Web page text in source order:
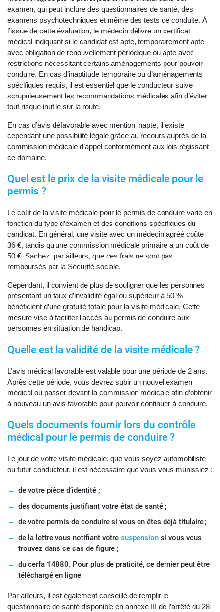
examen, qui peut inclure des questionnaires de santé, des
examens psychotechniques et même des tests de conduite. À
l’issue de cette évaluation, le médecin délivre un certificat
médical indiquant si le candidat est apte, temporairement apte
avec obligation de renouvellement périodique ou apte avec
restrictions nécessitant certains aménagements pour pouvoir
conduire. En cas d’inaptitude temporaire ou d’aménagements
spécifiques requis, il est essentiel que le conducteur suive
scrupuleusement les recommandations médicales afin d’éviter
tout risque inutile sur la route.
En cas d’avis défavorable avec mention inapte, il existe
cependant une possibilité légale grâce au recours auprès de la
commission médicale d’appel conformément aux lois régissant
ce domaine.
Quel est le prix de la visite médicale pour le
permis ?
Le coût de la visite médicale pour le permis de conduire varie en
fonction du type d’examen et des conditions spécifiques du
candidat. En général, une visite avec un médecin agréé coûte
36 €, tandis qu’une commission médicale primaire a un coût de
50 €. Sachez, par ailleurs, que ces frais ne sont pas
remboursés par la Sécurité sociale.
Cependant, il convient de plus de souligner que les personnes
présentant un taux d’invalidité égal ou supérieur à 50 %
bénéficient d’une gratuité totale pour la visite médicale. Cette
mesure vise à faciliter l’accès au permis de conduire aux
personnes en situation de handicap.
Quelle est la validité de la visite médicale ?
L’avis médical favorable est valable pour une période de 2 ans.
Après cette période, vous devrez subir un nouvel examen
médical ou passer devant la commission médicale afin d’obtenir
à nouveau un avis favorable pour pouvoir continuer à conduire.
Quels documents fournir lors du contrôle
médical pour le permis de conduire ?
Le jour de votre visite médicale, que vous soyez automobiliste
ou futur conducteur, il est nécessaire que vous vous munissiez :
de votre pièce d’identité ;
des documents justifiant votre état de santé ;
de votre permis de conduire si vous en êtes déjà titulaire ;
de la lettre vous notifiant votre suspension si vous vous
trouvez dans ce cas de figure ;
du cerfa 14880. Pour plus de praticité, ce dernier peut être
téléchargé en ligne.
Par ailleurs, il est également conseillé de remplir le
questionnaire de santé disponible en annexe III de l’arrêté du 28